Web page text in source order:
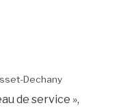
Dechany
de service »,